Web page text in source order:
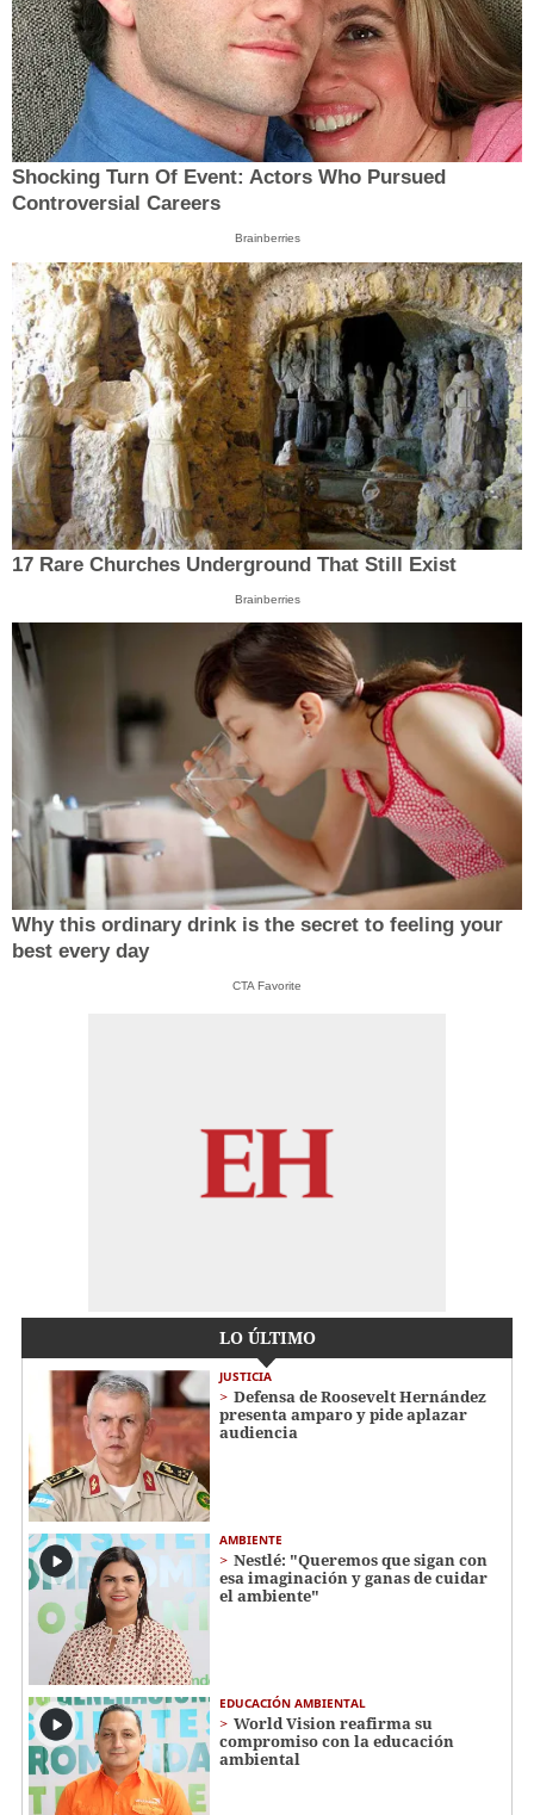
Shocking Turn Of Event: Actors Who Pursued
Controversial Careers
Brainberries
17 Rare Churches Underground That Still Exist
Brainberries
Why this ordinary drink is the secret to feeling your
best every day
CTA Favorite
LO ÚLTIMO
JUSTICIA
Defensa de Roosevelt Hernández
presenta amparo y pide aplazar
audiencia
AMBIENTE
Nestlé: "Queremos que sigan con
esa imaginación y ganas de cuidar
el ambiente"
EDUCACIÓN AMBIENTAL
World Vision reafirma su
compromiso con la educación
ambiental